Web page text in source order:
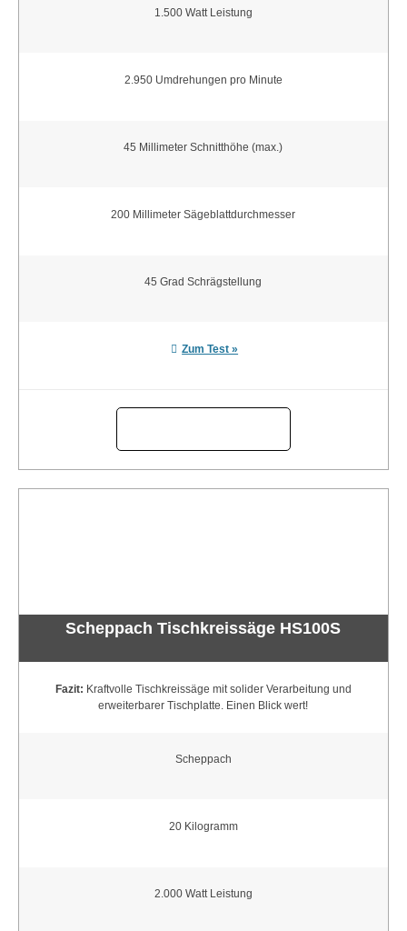
1.500 Watt Leistung
2.950 Umdrehungen pro Minute
45 Millimeter Schnitthöhe (max.)
200 Millimeter Sägeblattdurchmesser
45 Grad Schrägstellung
Zum Test »
Scheppach Tischkreissäge HS100S
Fazit: Kraftvolle Tischkreissäge mit solider Verarbeitung und
erweiterbarer Tischplatte. Einen Blick wert!
Scheppach
20 Kilogramm
2.000 Watt Leistung